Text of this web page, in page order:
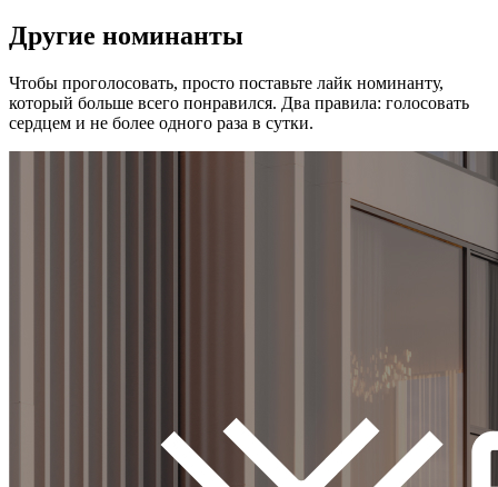
Другие номинанты
Чтобы проголосовать, просто поставьте лайк номинанту,
который больше всего понравился. Два правила: голосовать
сердцем и не более одного раза в сутки.